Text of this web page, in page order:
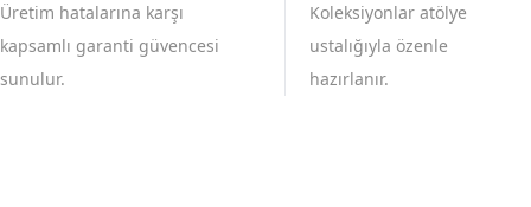
Üretim hatalarına karşı
kapsamlı garanti güvencesi
sunulur.
Koleksiyonlar atölye
ustalığıyla özenle
hazırlanır.